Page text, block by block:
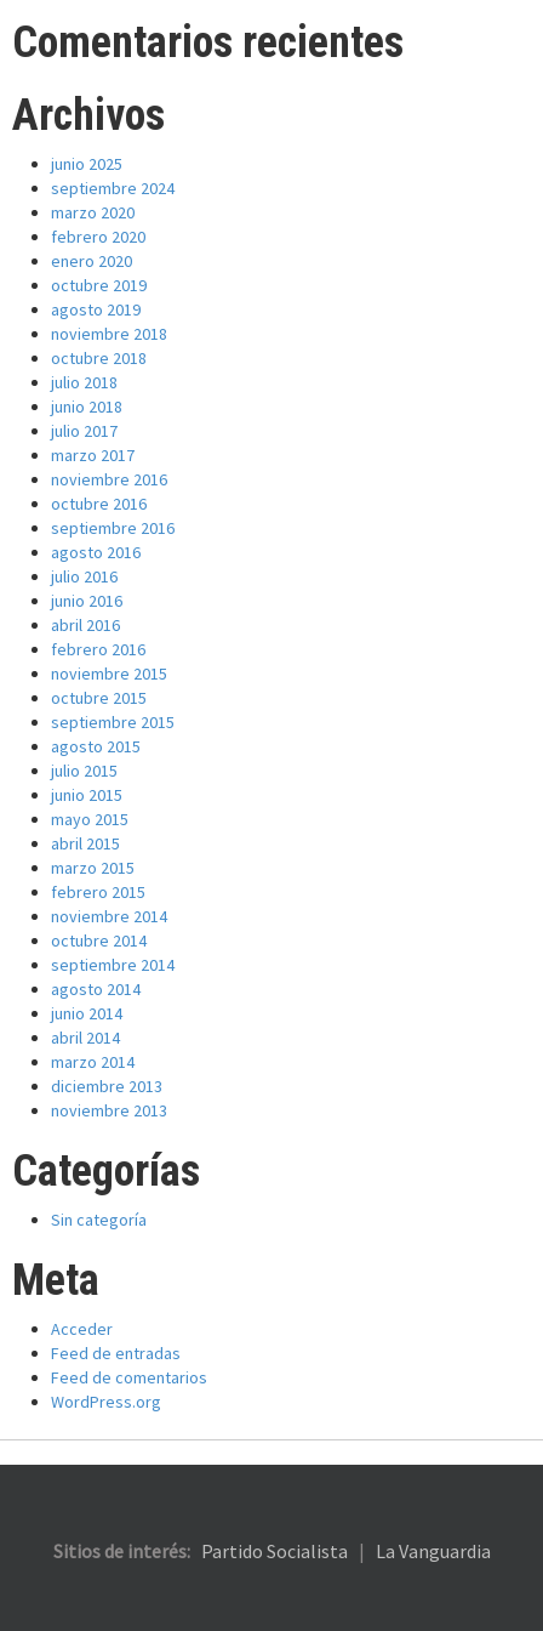
Comentarios recientes
Archivos
junio 2025
septiembre 2024
marzo 2020
febrero 2020
enero 2020
octubre 2019
agosto 2019
noviembre 2018
octubre 2018
julio 2018
junio 2018
julio 2017
marzo 2017
noviembre 2016
octubre 2016
septiembre 2016
agosto 2016
julio 2016
junio 2016
abril 2016
febrero 2016
noviembre 2015
octubre 2015
septiembre 2015
agosto 2015
julio 2015
junio 2015
mayo 2015
abril 2015
marzo 2015
febrero 2015
noviembre 2014
octubre 2014
septiembre 2014
agosto 2014
junio 2014
abril 2014
marzo 2014
diciembre 2013
noviembre 2013
Categorías
Sin categoría
Meta
Acceder
Feed de entradas
Feed de comentarios
WordPress.org
Sitios de interés: Partido Socialista | La Vanguardia